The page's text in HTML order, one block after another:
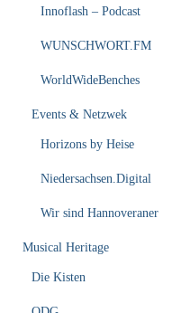
Innoflash – Podcast
WUNSCHWORT.FM
WorldWideBenches
Events & Netzwek
Horizons by Heise
Niedersachsen.Digital
Wir sind Hannoveraner
Musical Heritage
Die Kisten